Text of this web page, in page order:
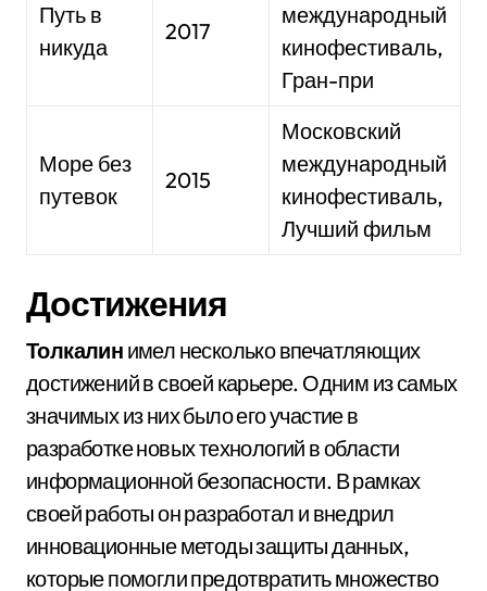
Путь в
никуда
2017
международный
кинофестиваль,
Гран-при
Море без
путевок
2015
Московский
международный
кинофестиваль,
Лучший фильм
Достижения
Толкалин имел несколько впечатляющих
достижений в своей карьере. Одним из самых
значимых из них было его участие в
разработке новых технологий в области
информационной безопасности. В рамках
своей работы он разработал и внедрил
инновационные методы защиты данных,
которые помогли предотвратить множество